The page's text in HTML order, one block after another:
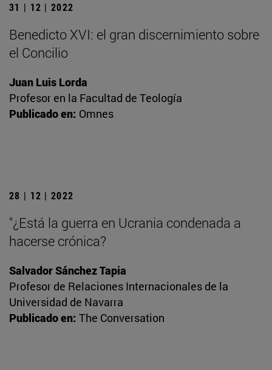
31 | 12 | 2022
Benedicto XVI: el gran discernimiento sobre
el Concilio
Juan Luis Lorda
Profesor en la Facultad de Teología
Publicado en: Omnes
28 | 12 | 2022
"¿Está la guerra en Ucrania condenada a
hacerse crónica?
Salvador Sánchez Tapia
Profesor de Relaciones Internacionales de la
Universidad de Navarra
Publicado en: The Conversation